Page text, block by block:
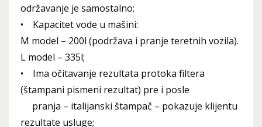
održavanje je samostalno;
• Kapacitet vode u mašini:
M model – 200l (podržava i pranje teretnih vozila).
L model – 335l;
• Ima očitavanje rezultata protoka filtera
(štampani pismeni rezultat) pre i posle
pranja – italijanski štampač – pokazuje klijentu
rezultate usluge;